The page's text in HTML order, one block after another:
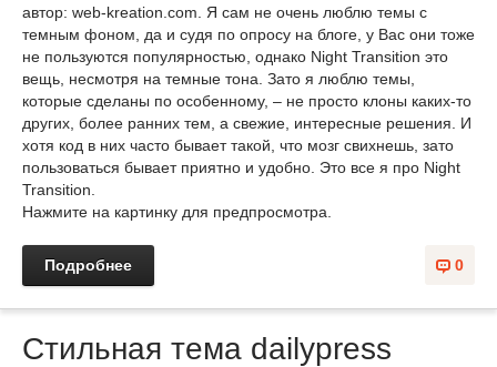
автор: web-kreation.com. Я сам не очень люблю темы с
темным фоном, да и судя по опросу на блоге, у Вас они тоже
не пользуются популярностью, однако Night Transition это
вещь, несмотря на темные тона. Зато я люблю темы,
которые сделаны по особенному, – не просто клоны каких-то
других, более ранних тем, а свежие, интересные решения. И
хотя код в них часто бывает такой, что мозг свихнешь, зато
пользоваться бывает приятно и удобно. Это все я про Night
Transition.
Нажмите на картинку для предпросмотра.
0
Подробнее
Стильная тема dailypress